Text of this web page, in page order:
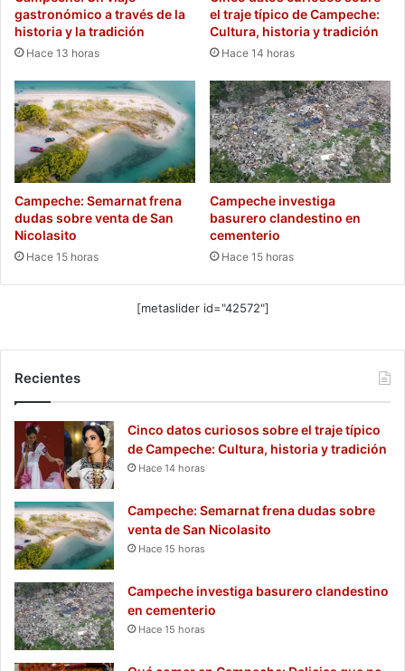
gastronómico a través de la
historia y la tradición
Hace 13 horas
el traje típico de Campeche:
Cultura, historia y tradición
Hace 14 horas
Campeche: Semarnat frena
dudas sobre venta de San
Nicolasito
Hace 15 horas
Campeche investiga
basurero clandestino en
cementerio
Hace 15 horas
[metaslider id="42572"]
Recientes
Cinco datos curiosos sobre el traje típico
de Campeche: Cultura, historia y tradición
Hace 14 horas
Campeche: Semarnat frena dudas sobre
venta de San Nicolasito
Hace 15 horas
Campeche investiga basurero clandestino
en cementerio
Hace 15 horas